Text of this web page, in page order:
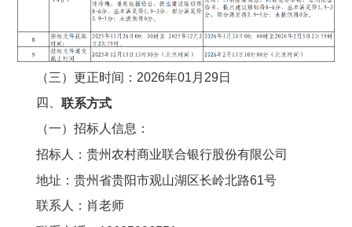
（三）更正时间：2026年01月29日
四、 联系方式
（一）招标人信息：
招标人：贵州农村商业联合银行股份有限公司
地址：贵州省贵阳市观山湖区长岭北路61号
联系人：肖老师